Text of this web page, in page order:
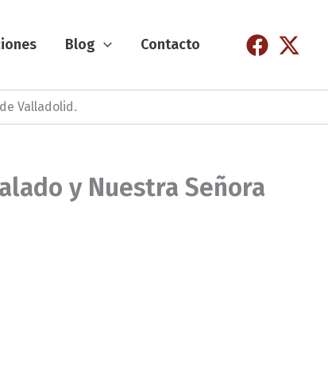
Blog Contacto
Valladolid.
y Nuestra Señora